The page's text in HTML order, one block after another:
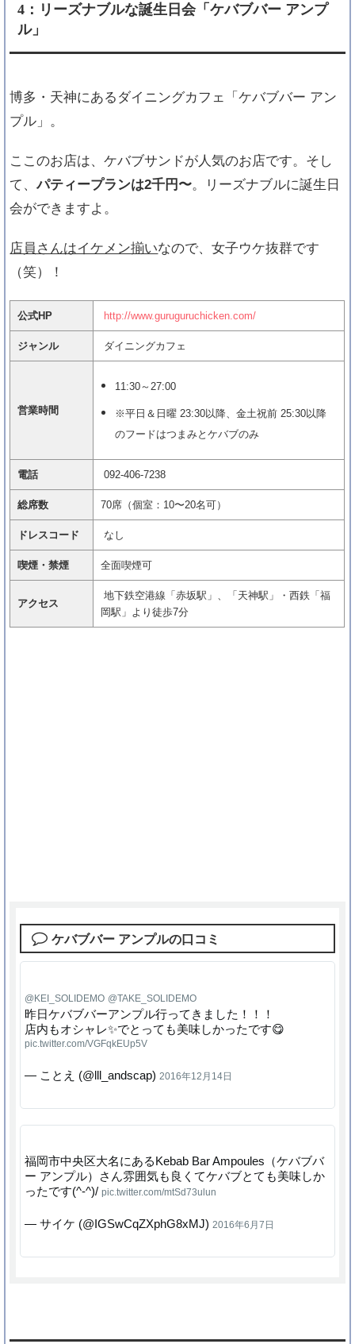
4：リーズナブルな誕生日会「ケバブバー アンプ
ル」
博多・天神にあるダイニングカフェ「ケバブバー アン
プル」。
ここのお店は、ケバブサンドが人気のお店です。そし
て、パティープランは2千円〜。リーズナブルに誕生日
会ができますよ。
店員さんはイケメン揃いなので、女子ウケ抜群です
（笑）！
公式HP http://www.guruguruchicken.com/
ジャンル ダイニングカフェ
営業時間
11:30～27:00
※平日＆日曜 23:30以降、金土祝前 25:30以降
のフードはつまみとケバブのみ
電話 092-406-7238
総席数 70席（個室：10〜20名可）
ドレスコード なし
喫煙・禁煙 全面喫煙可
アクセス
地下鉄空港線「赤坂駅」、「天神駅」・西鉄「福
岡駅」より徒歩7分
ケバブバー アンプルの口コミ
@KEI_SOLIDEMO @TAKE_SOLIDEMO
昨日ケバブバーアンプル行ってきました！！！
店内もオシャレ✨でとっても美味しかったです😋
pic.twitter.com/VGFqkEUp5V
— ことえ (@lll_andscap)2016年12月14日
福岡市中央区大名にあるKebab Bar Ampoules（ケバブバ
ー アンプル）さん雰囲気も良くてケバブとても美味しか
ったです(^-^)/pic.twitter.com/mtSd73ulun
— サイケ (@IGSwCqZXphG8xMJ)2016年6月7日